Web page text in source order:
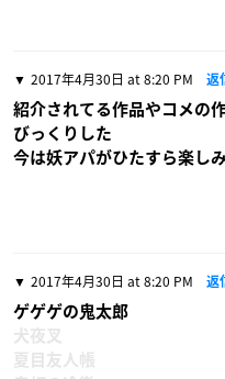
2017年4月30日 at 8:20 PM 返
紹介されてる作品やコメの
びっくりした
今は妖アパがひたすら楽し
2017年4月30日 at 8:20 PM 返
ゲゲゲの鬼太郎
犬夜叉
夏目友人帳